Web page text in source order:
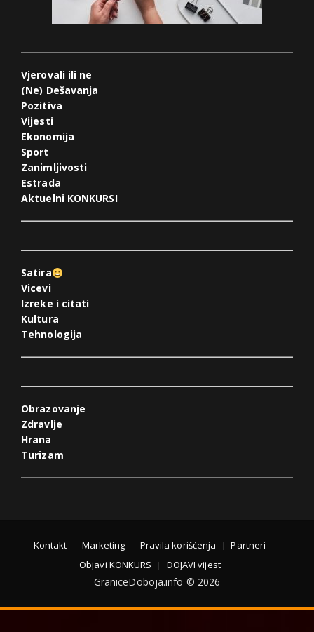
Vjerovali ili ne
(Ne) Dešavanja
Pozitiva
Vijesti
Ekonomija
Sport
Zanimljivosti
Estrada
Aktuelni KONKURSI
Satira
Vicevi
Izreke i citati
Kultura
Tehnologija
Obrazovanje
Zdravlje
Hrana
Turizam
Kontakt Marketing Pravila korišćenja
Partneri
Objavi KONKURS
DOJAVI vijest
GraniceDoboja.info © 2026